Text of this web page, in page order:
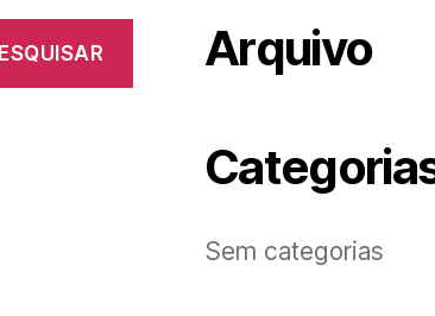
Arquivo
Sem categorias